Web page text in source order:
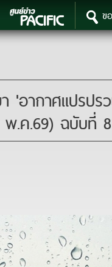
ข
'อากาศแปรปร
พ.ค.69) ฉบับที่ 8